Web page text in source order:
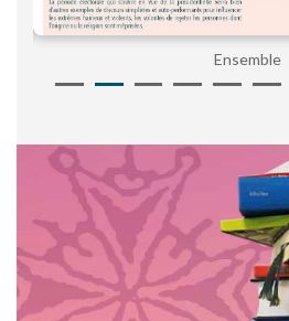
Ensemble